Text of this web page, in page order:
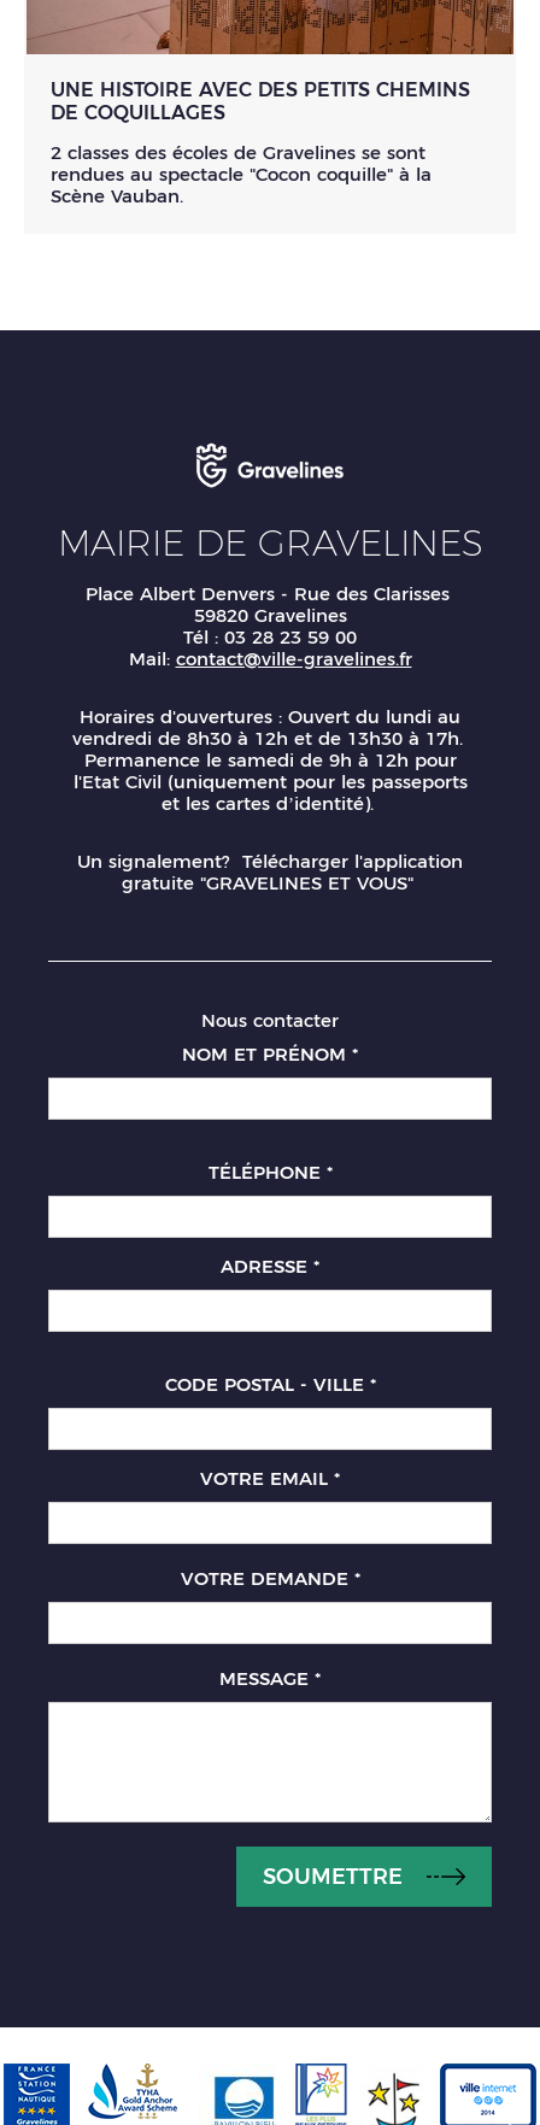
UNE HISTOIRE AVEC DES PETITS CHEMINS
DE COQUILLAGES
2 classes des écoles de Gravelines se sont
rendues au spectacle "Cocon coquille" à la
Scène Vauban.
MAIRIE DE GRAVELINES
Place Albert Denvers - Rue des Clarisses
59820 Gravelines
Tél : 03 28 23 59 00
Mail: contact@ville-gravelines.fr
Horaires d'ouvertures : Ouvert du lundi au
vendredi de 8h30 à 12h et de 13h30 à 17h.
Permanence le samedi de 9h à 12h pour
l'Etat Civil (uniquement pour les passeports
et les cartes d’identité).
Un signalement? Télécharger l'application
gratuite "GRAVELINES ET VOUS"
Nous contacter
NOM ET PRÉNOM *
TÉLÉPHONE *
ADRESSE *
CODE POSTAL - VILLE *
VOTRE EMAIL *
VOTRE DEMANDE *
MESSAGE *
SOUMETTRE